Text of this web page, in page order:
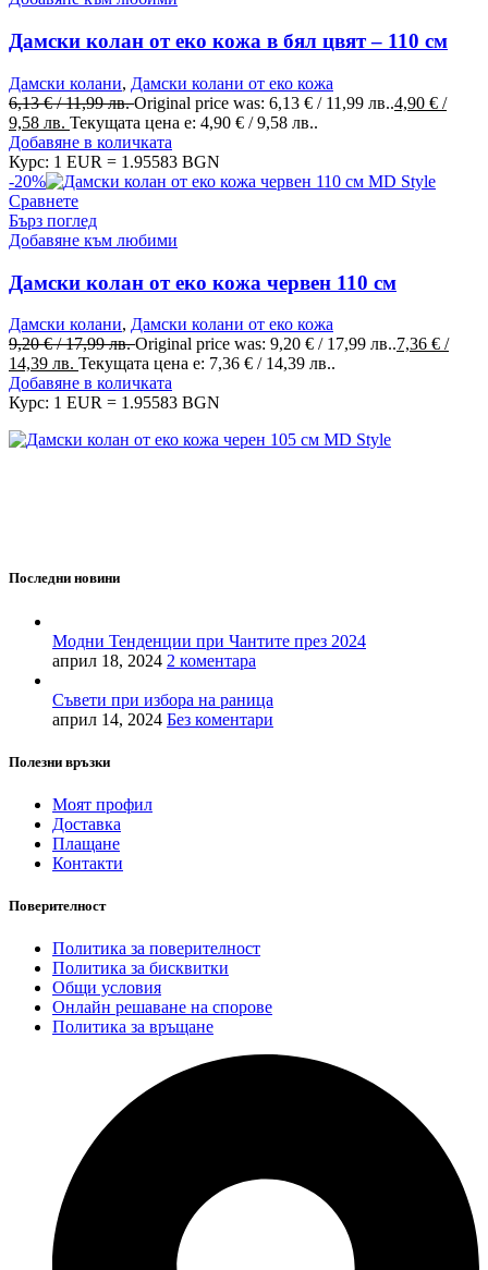
Дамски колан от еко кожа в бял цвят – 110 см
Дамски колани, Дамски колани от еко кожа
6,13€/ 11,99 лв.Original price was: 6,13 € / 11,99 лв..4,90 € /
9,58 лв. Текущата цена е: 4,90 € / 9,58 лв..
Добавяне в количката
Курс: 1 EUR = 1.95583 BGN
-20%
Сравнете
Бърз поглед
Добавяне към любими
Дамски колан от еко кожа червен 110 см
Дамски колани, Дамски колани от еко кожа
9,20€/ 17,99 лв.Original price was: 9,20 € / 17,99 лв..7,36 € /
14,39 лв. Текущата цена е: 7,36 € / 14,39 лв..
Добавяне в количката
Курс: 1 EUR = 1.95583 BGN
Последни новини
Модни Тенденции при Чантите през 2024
април 18, 2024 2 коментара
Съвети при избора на раница
април 14, 2024 Без коментари
Полезни връзки
Моят профил
Доставка
Плащане
Контакти
Поверителност
Политика за поверителност
Политика за бисквитки
Общи условия
Онлайн решаване на спорове
Политика за връщане